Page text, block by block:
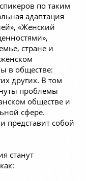
по таким
адаптация
«Женский
стране и
в обществе:
других. В том
проблемы
обществе и
сфере.
представит собой
станут